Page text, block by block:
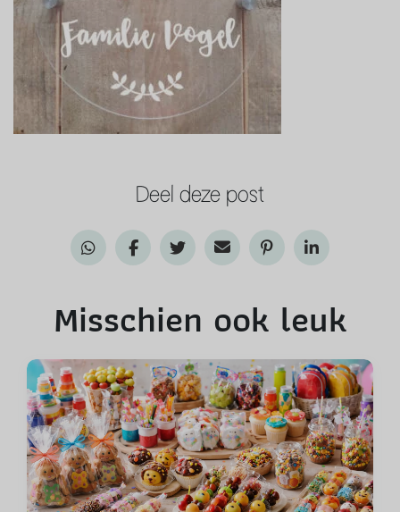
Deel deze post
Misschien ook leuk